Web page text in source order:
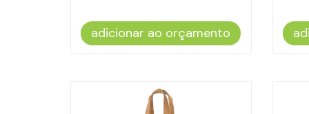
adicionar ao orçamento